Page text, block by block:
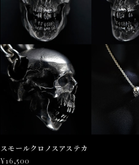
スモールクロノスアステカ
¥16,500